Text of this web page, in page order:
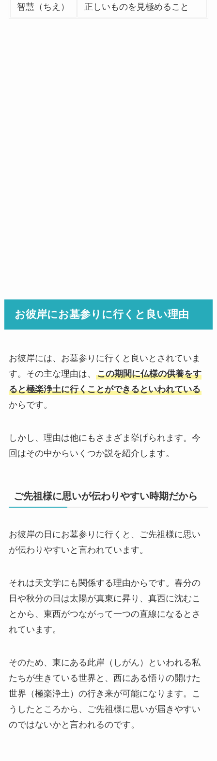
智慧（ちえ） 正しいものを見極めること
お彼岸にお墓参りに行くと良い理由
お彼岸には、お墓参りに行くと良いとされていま
す。その主な理由は、 この期間に仏様の供養をす
ると極楽浄土に行くことができるといわれている
からです。
しかし、理由は他にもさまざま挙げられます。今
回はその中からいくつか説を紹介します。
ご先祖様に思いが伝わりやすい時期だから
お彼岸の日にお墓参りに行くと、ご先祖様に思い
が伝わりやすいと言われています。
それは天文学にも関係する理由からです。春分の
日や秋分の日は太陽が真東に昇り、真西に沈むこ
とから、東西がつながって一つの直線になるとさ
れています。
そのため、東にある此岸（しがん）といわれる私
たちが生きている世界と、西にある悟りの開けた
世界（極楽浄土）の行き来が可能になります。こ
うしたところから、ご先祖様に思いが届きやすい
のではないかと言われるのです。